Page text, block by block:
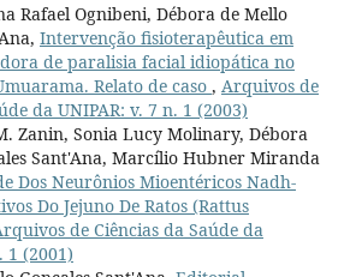
Rafael Ognibeni, Débora de Mello
Intervenção fisioterapêutica em
de paralisia facial idiopática no
Relato de caso , Arquivos de
da UNIPAR: v. 7 n. 1 (2003)
Zanin, Sonia Lucy Molinary, Débora
Sant'Ana, Marcílio Hubner Miranda
Dos Neurônios Mioentéricos Nadh-
Do Jejuno De Ratos (Rattus
de Ciências da Saúde da
1 (2001)